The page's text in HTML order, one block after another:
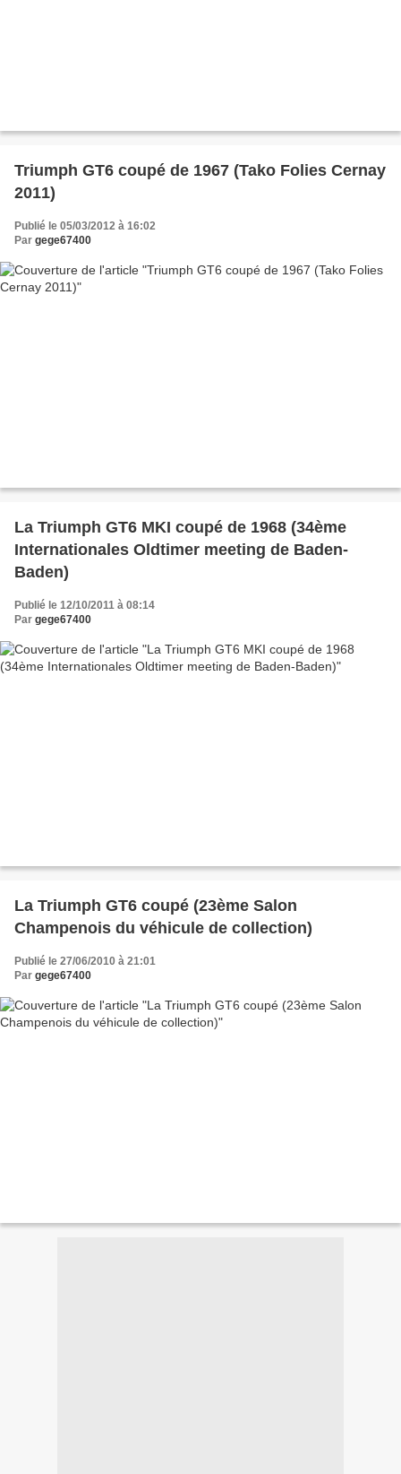
Triumph GT6 coupé de 1967 (Tako Folies Cernay
2011)
Publié le 05/03/2012 à 16:02
Par gege67400
La Triumph GT6 MKI coupé de 1968 (34ème
Internationales Oldtimer meeting de Baden-
Baden)
Publié le 12/10/2011 à 08:14
Par gege67400
La Triumph GT6 coupé (23ème Salon
Champenois du véhicule de collection)
Publié le 27/06/2010 à 21:01
Par gege67400